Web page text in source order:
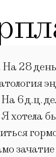
На 28
6 д.ц.
хотела